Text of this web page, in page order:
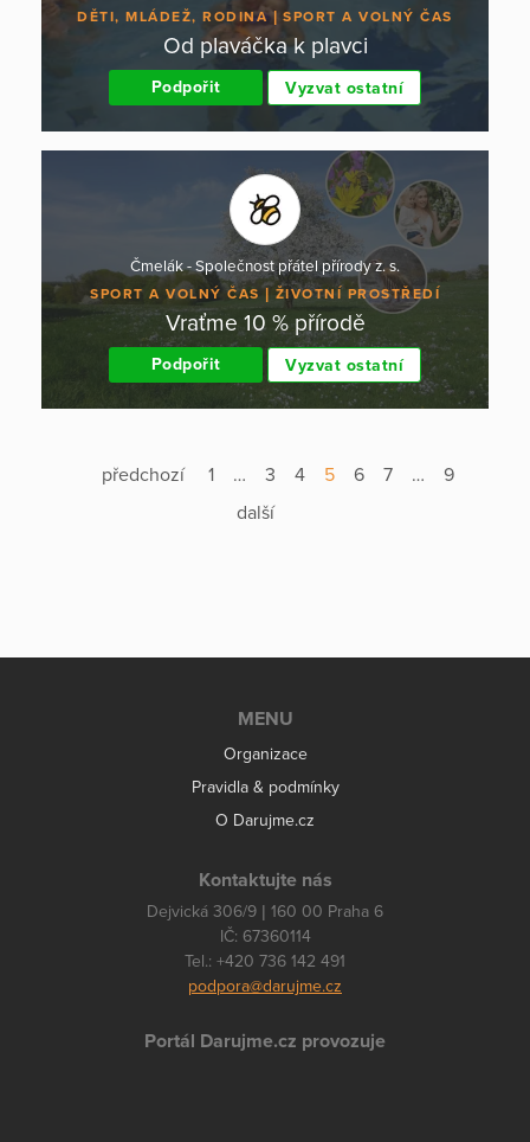
DĚTI, MLÁDEŽ, RODINA SPORT A VOLNÝ ČAS
Od plaváčka k plavci
Podpořit Vyzvat ostatní
Čmelák - Společnost přátel přírody z. s.
SPORT A VOLNÝ ČAS ŽIVOTNÍ PROSTŘEDÍ
Vraťme 10 % přírodě
Podpořit Vyzvat ostatní
předchozí 1 … 3 4 5 6 7 …
9
další
MENU
Organizace
Pravidla & podmínky
O Darujme.cz
Kontaktujte nás
Dejvická 306/9 | 160 00 Praha 6
IČ: 67360114
Tel.: +420 736 142 491
podpora@darujme.cz
Portál Darujme.cz provozuje